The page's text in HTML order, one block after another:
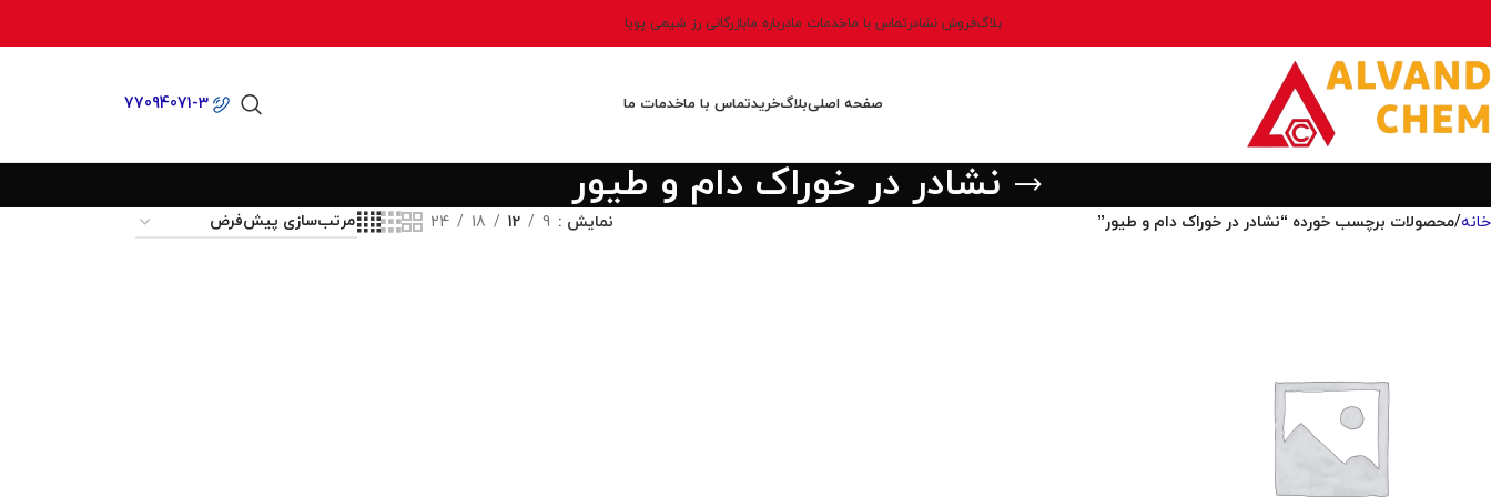
بلاگفروش نشادرتماس با ماخدمات مادرباره مابازرگانی رز شیمی پویا
صفحه اصلیبلاگخریدتماس با ماخدمات ما
نشادر در خوراک دام و طیور
خانه محصولات برچسب خورده “نشادر در خوراک دام و طیور” نمایش 9
12
18
24